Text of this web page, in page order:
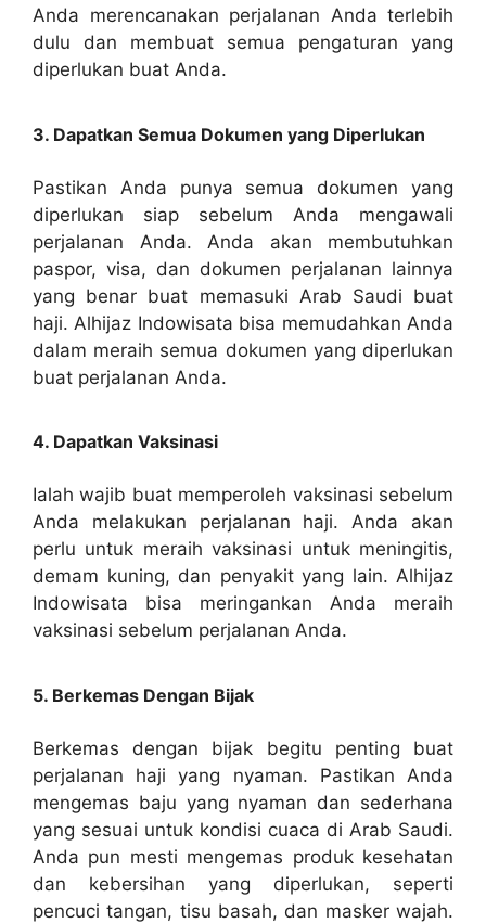
Anda merencanakan perjalanan Anda terlebih
dulu dan membuat semua pengaturan yang
diperlukan buat Anda.
3. Dapatkan Semua Dokumen yang Diperlukan
Pastikan Anda punya semua dokumen yang
diperlukan siap sebelum Anda mengawali
perjalanan Anda. Anda akan membutuhkan
paspor, visa, dan dokumen perjalanan lainnya
yang benar buat memasuki Arab Saudi buat
haji. Alhijaz Indowisata bisa memudahkan Anda
dalam meraih semua dokumen yang diperlukan
buat perjalanan Anda.
4. Dapatkan Vaksinasi
Ialah wajib buat memperoleh vaksinasi sebelum
Anda melakukan perjalanan haji. Anda akan
perlu untuk meraih vaksinasi untuk meningitis,
demam kuning, dan penyakit yang lain. Alhijaz
Indowisata bisa meringankan Anda meraih
vaksinasi sebelum perjalanan Anda.
5. Berkemas Dengan Bijak
Berkemas dengan bijak begitu penting buat
perjalanan haji yang nyaman. Pastikan Anda
mengemas baju yang nyaman dan sederhana
yang sesuai untuk kondisi cuaca di Arab Saudi.
Anda pun mesti mengemas produk kesehatan
dan kebersihan yang diperlukan, seperti
pencuci tangan, tisu basah, dan masker wajah.